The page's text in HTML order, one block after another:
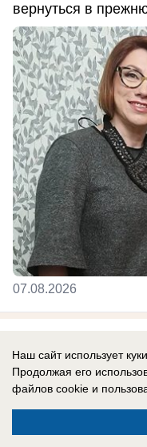
вернуться в
07.08.2026
Новости СМИ2
Наш сайт использует куки.
Продолжая его
файлов cookie и